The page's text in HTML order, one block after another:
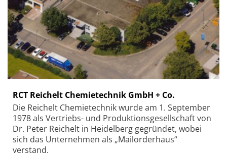
RCT Reichelt Chemietechnik GmbH + Co.
Die Reichelt Chemietechnik wurde am 1. September
1978 als Vertriebs- und Produktionsgesellschaft von
Dr. Peter Reichelt in Heidelberg gegründet, wobei
sich das Unternehmen als „Mailorderhaus“
verstand.